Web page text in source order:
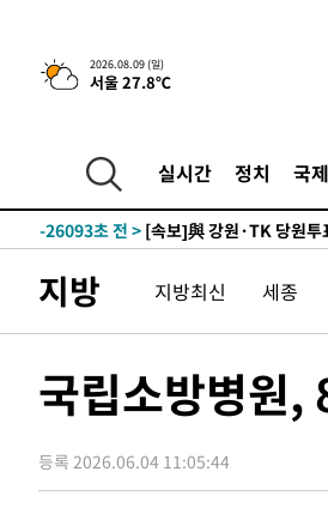
2026.08.09 (일)
서울 27.8℃
실시간 정치 국제
4시간 전 >[속보]美중부 사령관, 이스라엘
-31121초 전 >
이강인 ATM 입단식에 '
-27463초 전 >
AT마드리드 데뷔 앞둔
-26093초 전 >
44.40%
-25427초 전 > 與 강원·TK 당원투표 합
-25074초 전 >
[속보]與 당대표 경선, 경
45.71%
-24976초 전 >[속보]與 당대표 경선, 대
득표
-22691초 전 >"일본축구협회, 대한축구
정상
-10698초 전 >"얼마나 더웠으면"…안동
지방 지방최신 세종
국립소방병원
등록 2026.06.04 11:05:44